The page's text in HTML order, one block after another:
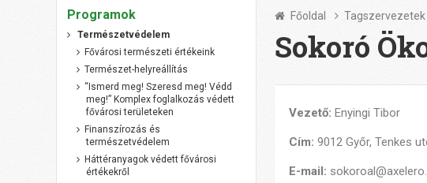
Főoldal Tagszervezetek
Sokoró
Vezető:Enyingi Tibor
Cím:9012 Győr, Tenkes
E-mail:
Programok
Természetvédelem
Fővárosi természeti értékeink
Természet-helyreállítás
“Ismerd meg! Szeresd meg! Védd
meg!” Komplex foglalkozás védett
fővárosi területeken
Finanszírozás és
természetvédelem
Háttéranyagok védett fővárosi
értékekről